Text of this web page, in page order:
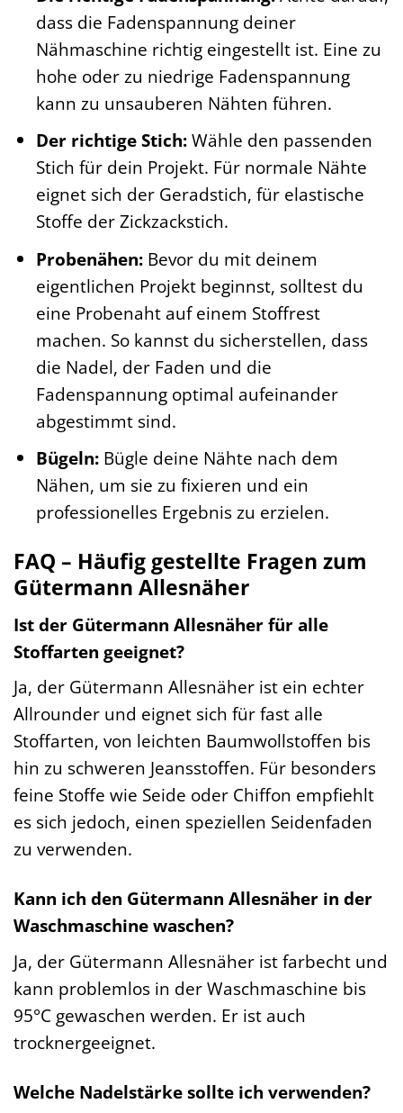
dass die Fadenspannung deiner
Nähmaschine richtig eingestellt ist. Eine zu
hohe oder zu niedrige Fadenspannung
kann zu unsauberen Nähten führen.
Der richtige Stich:Wähle den passenden
Stich für dein Projekt. Für normale Nähte
eignet sich der Geradstich, für elastische
Stoffe der Zickzackstich.
Probenähen:Bevor du mit deinem
eigentlichen Projekt beginnst, solltest du
eine Probenaht auf einem Stoffrest
machen. So kannst du sicherstellen, dass
die Nadel, der Faden und die
Fadenspannung optimal aufeinander
abgestimmt sind.
Bügeln:Bügle deine Nähte nach dem
Nähen, um sie zu fixieren und ein
professionelles Ergebnis zu erzielen.
FAQ – Häufig gestellte Fragen zum
Gütermann Allesnäher
Ist der Gütermann Allesnäher für alle
Stoffarten geeignet?
Ja, der Gütermann Allesnäher ist ein echter
Allrounder und eignet sich für fast alle
Stoffarten, von leichten Baumwollstoffen bis
hin zu schweren Jeansstoffen. Für besonders
feine Stoffe wie Seide oder Chiffon empfiehlt
es sich jedoch, einen speziellen Seidenfaden
zu verwenden.
Kann ich den Gütermann Allesnäher in der
Waschmaschine waschen?
Ja, der Gütermann Allesnäher ist farbecht und
kann problemlos in der Waschmaschine bis
95°C gewaschen werden. Er ist auch
trocknergeeignet.
Welche Nadelstärke sollte ich verwenden?